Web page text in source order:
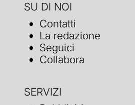
SU DI NOI
Contatti
La redazione
Seguici
Collabora
SERVIZI